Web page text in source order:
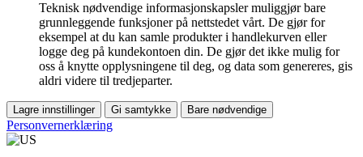
Teknisk nødvendige informasjonskapsler muliggjør bare
grunnleggende funksjoner på nettstedet vårt. De gjør for
eksempel at du kan samle produkter i handlekurven eller
logge deg på kundekontoen din. De gjør det ikke mulig for
oss å knytte opplysningene til deg, og data som genereres, gis
aldri videre til tredjeparter.
Lagre innstillinger Gi samtykke Bare nødvendige
Personvernerklæring